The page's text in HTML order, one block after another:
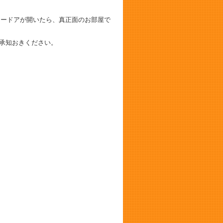
ドアが開いたら、真正面のお部屋で
知おきください。